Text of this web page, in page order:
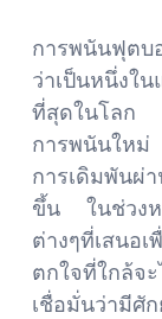
การพนันฟุตบ
ว่าเป็นหนึ่งใ
ที่สุดในโลก
การพนันใหม่
การเดิมพันผ่
ขึ้น ในช่วงห
ต่างๆที่เสนอ
ตกใจที่ใกล้จ
เชื่อมั่นว่ามีศั